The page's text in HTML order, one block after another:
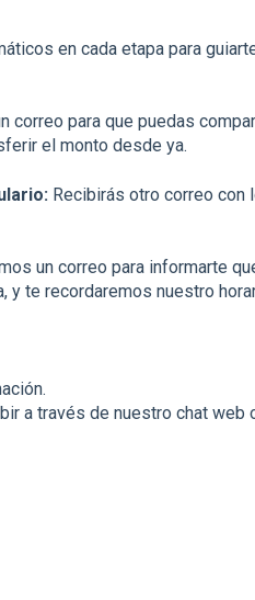
en cada etapa para
correo para que puedas
el monto desde ya.
Recibirás otro correo con
un correo para informarte
y te recordaremos nuestro
a través de nuestro chat web